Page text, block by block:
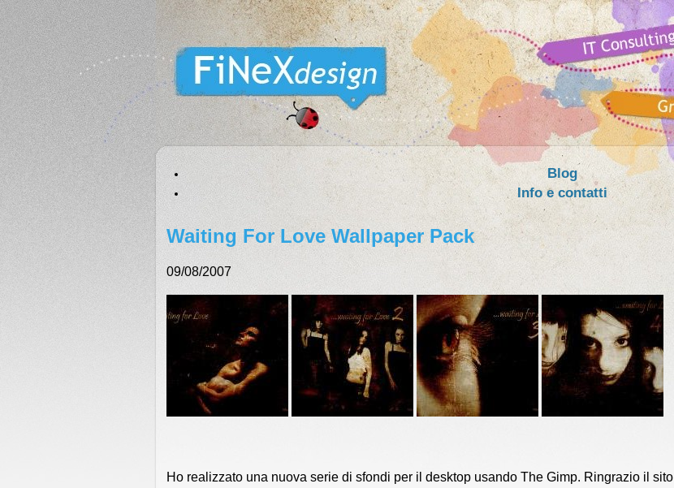
Blog
Info e contatti
Waiting For Love Wallpaper Pack
09/08/2007
Ho realizzato una nuova serie di sfondi per il desktop usando The Gimp. Ringrazio il sito